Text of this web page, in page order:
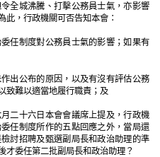
全城沸騰、打擊公務員士氣，亦影響
此，行政機關可否告知本會：
任制度對公務員士氣的影響；如果有
出公布的原因，以及有沒有評估公務
致難以適當地履行職責；及
二十六日本會會議席上提及，行政機
任制度所作的五點回應之外，當局還
討招聘及甄選副局長和政治助理的準
才委任第二批副局長和政治助理？